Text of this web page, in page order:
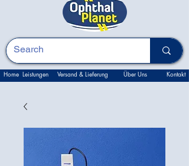
Home Leistungen Versand & Lieferung Über Uns Kontakt